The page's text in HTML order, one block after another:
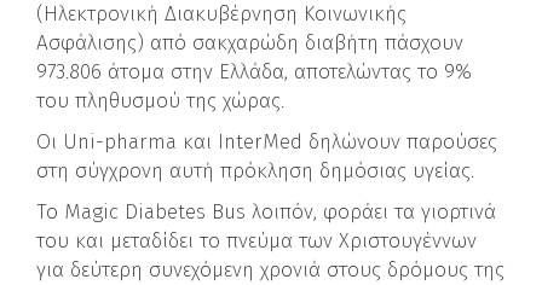
(Ηλεκτρονική Διακυβέρνηση Κοινωνικής
Ασφάλισης) από σακχαρώδη διαβήτη πάσχουν
973.806 άτομα στην Ελλάδα, αποτελώντας το 9%
του πληθυσμού της χώρας.
Οι Uni-pharma και InterMed δηλώνουν παρούσες
στη σύγχρονη αυτή πρόκληση δημόσιας υγείας.
Το Magic Diabetes Bus λοιπόν, φοράει τα γιορτινά
του και μεταδίδει το πνεύμα των Χριστουγέννων
για δεύτερη συνεχόμενη χρονιά στους δρόμους της